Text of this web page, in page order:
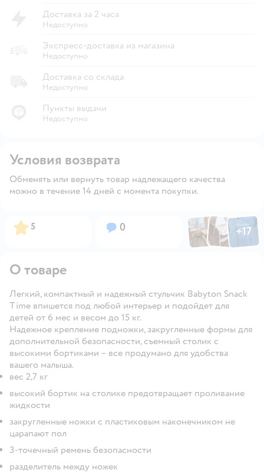
Доставка за 2 часа
Недоступно
Экспресс-доставка из магазина
Недоступно
Доставка со склада
Недоступно
Пункты выдачи
Недоступно
Условия возврата
Обменять или вернуть товар надлежащего качества
можно в течение 14 дней с момента покупки.
Рейтинг:
5 Вопросов:
0 ФотоФотоФото
+17
Открыть
О товаре
Легкий, компактный и надежный стульчик Babyton Snack
Time впишется под любой интерьер и подойдет для
детей от 6 мес и весом до 15 кг.
Надежное крепление подножки, закругленные формы для
дополнительной безопасности, съемный столик с
высокими бортиками – все продумано для удобства
вашего малыша.
вес 2,7 кг
высокий бортик на столике предотвращает проливание
жидкости
закругленные ножки с пластиковым наконечником не
царапают пол
3-точечный ремень безопасности
разделитель между ножек